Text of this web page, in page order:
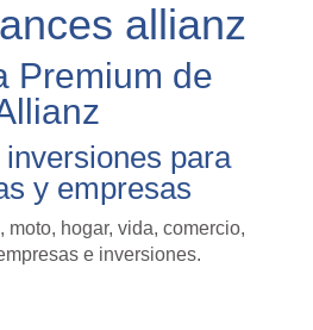
allianz
Premium de
para
y empresas
moto, hogar, vida, comercio,
e inversiones.